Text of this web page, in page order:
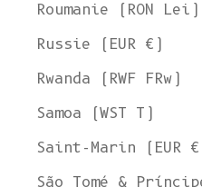
Roumanie (RON Lei)
Russie (EUR €)
Rwanda (RWF FRw)
Samoa (WST T)
Saint-Marin (EUR
São Tomé &
Bienvenue chez
l'option qui vous convient le mieux :